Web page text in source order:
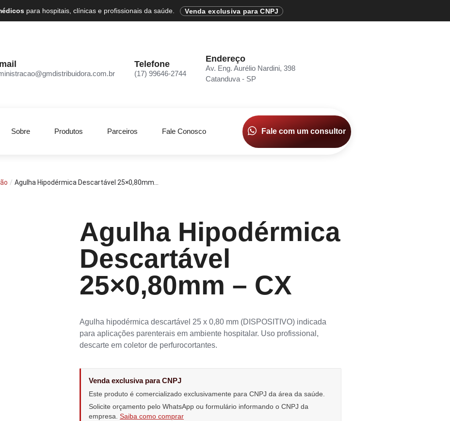
para hospitais, clínicas e profissionais da saúde. Venda exclusiva para CNPJ
Telefone
(17) 99646-2744
Endereço
Av. Eng. Aurélio Nardini, 398
Catanduva - SP
Sobre Produtos Parceiros Fale Conosco Fale com um consultor
/ Agulha Hipodérmica Descartável 25×0,80mm...
Agulha Hipodérmica
Descartável
25×0,80mm – CX
Agulha hipodérmica descartável 25 x 0,80 mm (DISPOSITIVO) indicada
para aplicações parenterais em ambiente hospitalar. Uso profissional,
descarte em coletor de perfurocortantes.
Venda exclusiva para CNPJ
Este produto é comercializado exclusivamente para CNPJ da área da saúde.
Solicite orçamento pelo WhatsApp ou formulário informando o CNPJ da
empresa. Saiba como comprar